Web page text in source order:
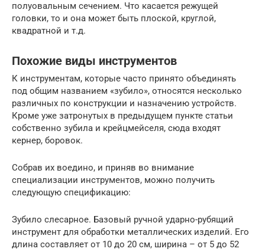
полуовальным сечением. Что касается режущей
головки, то и она может быть плоской, круглой,
квадратной и т.д.
Похожие виды инструментов
К инструментам, которые часто принято объединять
под общим названием «зубило», относятся несколько
различных по конструкции и назначению устройств.
Кроме уже затронутых в предыдущем пункте статьи
собственно зубила и крейцмейселя, сюда входят
кернер, боровок.
Собрав их воедино, и приняв во внимание
специализации инструментов, можно получить
следующую спецификацию:
Зубило слесарное. Базовый ручной ударно-рубящий
инструмент для обработки металлических изделий. Его
длина составляет от 10 до 20 см, ширина – от 5 до 52